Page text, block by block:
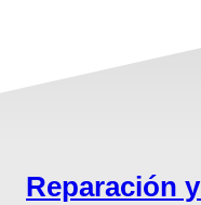
Reparación